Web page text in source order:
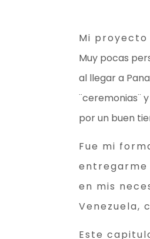
Mi
Muy pocas
al llegar a
¨ceremonias¨
por un buen
Fue mi
entregarme
en mis
Venezuela,
Este